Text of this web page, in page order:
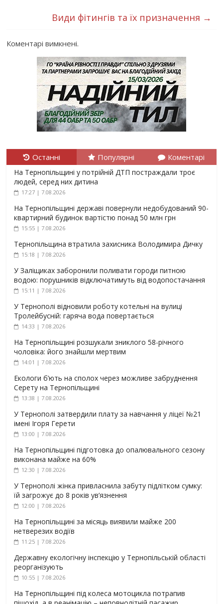
Види фітингів та їх призначення →
Коментарі вимкнені.
Останні Популярні Коментарі
На Тернопільщині у потрійній ДТП постраждали троє
людей, серед них дитина
17:27 | 7.08.2026
На Тернопільщині державі повернули недобудований 90-
квартирний будинок вартістю понад 50 млн грн
15:55 | 7.08.2026
Тернопільщина втратила захисника Володимира Дичку
15:18 | 7.08.2026
У Заліщиках заборонили поливати городи питною
водою: порушників відключатимуть від водопостачання
15:11 | 7.08.2026
У Тернополі відновили роботу котельні на вулиці
Тролейбусній: гаряча вода повертається
14:33 | 7.08.2026
На Тернопільщині розшукали зниклого 58-річного
чоловіка: його знайшли мертвим
14:01 | 7.08.2026
Екологи б’ють на сполох через можливе забруднення
Серету на Тернопільщині
13:38 | 7.08.2026
У Тернополі затвердили плату за навчання у ліцеї №21
імені Ігоря Герети
13:00 | 7.08.2026
На Тернопільщині підготовка до опалювального сезону
виконана майже на 60%
12:30 | 7.08.2026
У Тернополі жінка привласнила забуту підлітком сумку:
їй загрожує до 8 років ув’язнення
12:00 | 7.08.2026
На Тернопільщині за місяць виявили майже 200
нетверезих водіїв
11:25 | 7.08.2026
Державну екологічну інспекцію у Тернопільській області
реорганізують
10:55 | 7.08.2026
На Тернопільщині під колеса мотоцикла потрапив